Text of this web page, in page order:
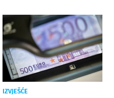
IZVJEŠĆE